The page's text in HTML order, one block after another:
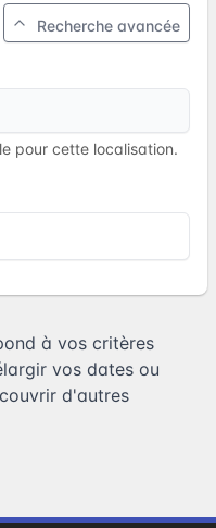
Recherche avancée
pour cette localisation.
à vos critères
vos dates ou
d'autres